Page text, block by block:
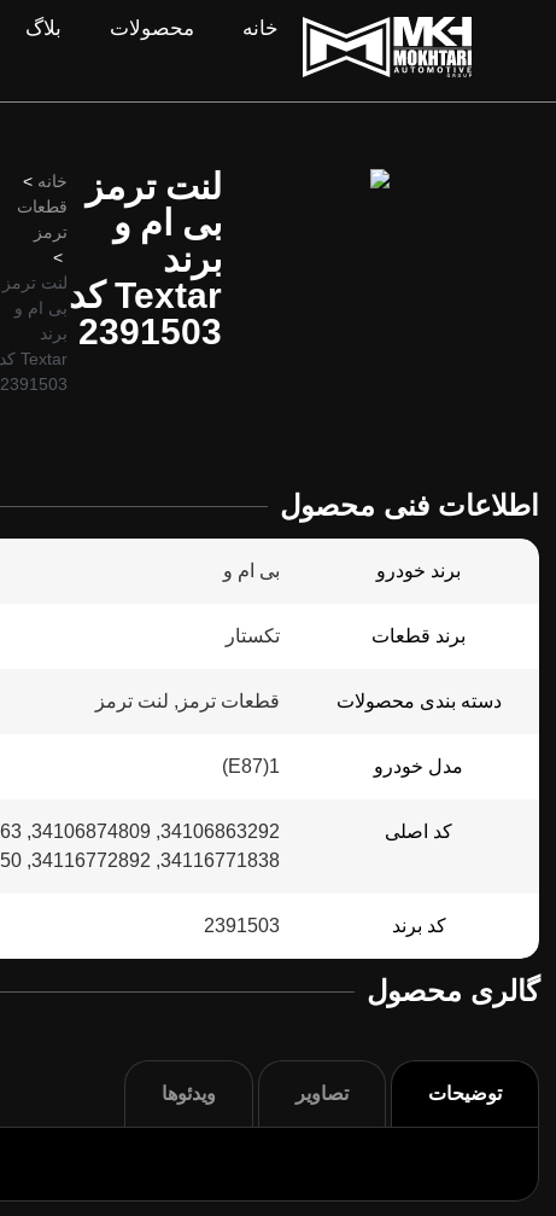
خانه محصولات بلاگ
لنت ترمز
بی ام و
برند
Textar کد
2391503
خانه >
قطعات
ترمز
>
لنت ترمز
بی ام و
برند
Textar کد
2391503
اطلاعات فنی محصول
برند خودرو بی ام و
برند قطعات تکستار
دسته بندی محصولات قطعات ترمز, لنت ترمز
مدل خودرو 1(E87)
کد اصلی
34116771838, 34116772892, 34116774050, 34116794056, 34116860016, 34118867474
کد برند 2391503
گالری محصول
توضیحات تصاویر ویدئوها